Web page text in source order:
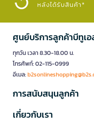
หลังได้รับสินค้า*
ศูนย์บริการลูกค้าบีทูเ
ทุกวัน เวลา 8.30-18.00 น.
โทรศัพท์: 02-115-0999
อีเมล:
การสนับสนุนลูกค้า
เกี่ยวกับเรา